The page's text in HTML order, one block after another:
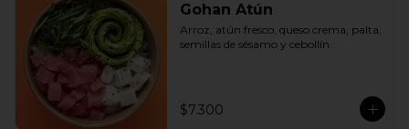
Gohan Atún
Arroz, atún fresco, queso crema, palta,
semillas de sésamo y cebollín.
$7.300